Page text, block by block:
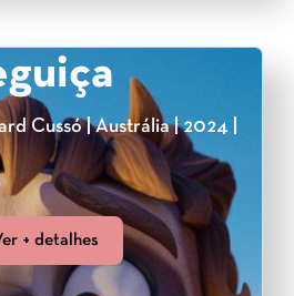
Cussó | Austrália | 2024 |
+ detalhes